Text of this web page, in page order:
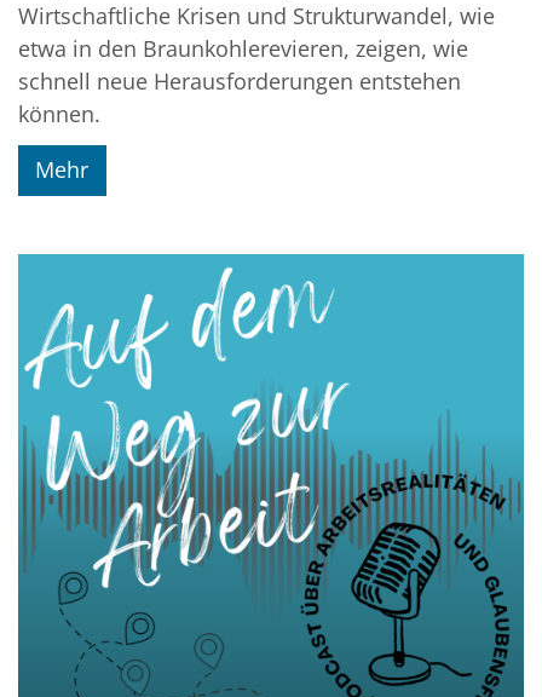
Wirtschaftliche Krisen und Strukturwandel, wie
etwa in den Braunkohlerevieren, zeigen, wie
schnell neue Herausforderungen entstehen
können.
Mehr